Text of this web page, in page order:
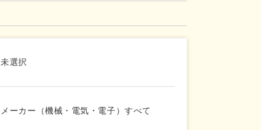
未選択
メーカー（機械・電気・電子）すべて